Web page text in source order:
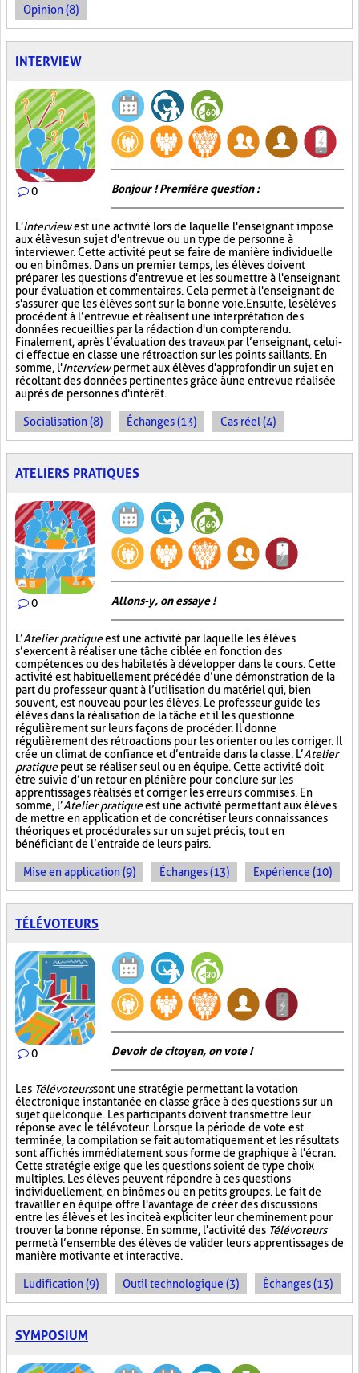
Opinion (8)
INTERVIEW
0 Bonjour ! Première question :
L'Interviewest une activité lors de laquelle l'enseignant impose
aux élèves un sujet d'entrevue ou un type de personne à
interviewer. Cette activité peut se faire de manière individuelle
ou en binômes. Dans un premier temps, les élèves doivent
préparer les questions d'entrevue et les soumettre à l'enseignant
pour évaluation et commentaires. Cela permet à l'enseignant de
s'assurer que les élèves sont sur la bonne voie. Ensuite, les élèves
procèdent à l’entrevue et réalisent une interprétation des
données recueillies par la rédaction d'un compte rendu.
Finalement, après l’évaluation des travaux par l’enseignant, celui-
ci effectue en classe une rétroaction sur les points saillants. En
somme, l'Interviewpermet aux élèves d'approfondir un sujet en
récoltant des données pertinentes grâce à une entrevue réalisée
auprès de personnes d'intérêt.
Socialisation (8) Échanges (13) Cas réel (4)
ATELIERS PRATIQUES
0 Allons-y, on essaye !
L’Atelier pratiqueest une activité par laquelle les élèves
s’exercent à réaliser une tâche ciblée en fonction des
compétences ou des habiletés à développer dans le cours. Cette
activité est habituellement précédée d’une démonstration de la
part du professeur quant à l’utilisation du matériel qui, bien
souvent, est nouveau pour les élèves. Le professeur guide les
élèves dans la réalisation de la tâche et il les questionne
régulièrement sur leurs façons de procéder. Il donne
régulièrement des rétroactions pour les orienter ou les corriger. Il
crée un climat de confiance et d’entraide dans la classe. L’Atelier
pratiquepeut se réaliser seul ou en équipe. Cette activité doit
être suivie d’un retour en plénière pour conclure sur les
apprentissages réalisés et corriger les erreurs commises. En
somme, l’Atelier pratiqueest une activité permettant aux élèves
de mettre en application et de concrétiser leurs connaissances
théoriques et procédurales sur un sujet précis, tout en
bénéficiant de l’entraide de leurs pairs.
Mise en application (9) Échanges (13) Expérience (10)
TÉLÉVOTEURS
0 Devoir de citoyen, on vote !
Les Télévoteurssont une stratégie permettant la votation
électronique instantanée en classe grâce à des questions sur un
sujet quelconque. Les participants doivent transmettre leur
réponse avec le télévoteur. Lorsque la période de vote est
terminée, la compilation se fait automatiquement et les résultats
sont affichés immédiatement sous forme de graphique à l'écran.
Cette stratégie exige que les questions soient de type choix
multiples. Les élèves peuvent répondre à ces questions
individuellement, en binômes ou en petits groupes. Le fait de
travailler en équipe offre l'avantage de créer des discussions
entre les élèves et les incite à expliciter leur cheminement pour
trouver la bonne réponse. En somme, l'activité des Télévoteurs
permet à l’ensemble des élèves de valider leurs apprentissages de
manière motivante et interactive.
Ludification (9) Outil technologique (3) Échanges (13)
SYMPOSIUM